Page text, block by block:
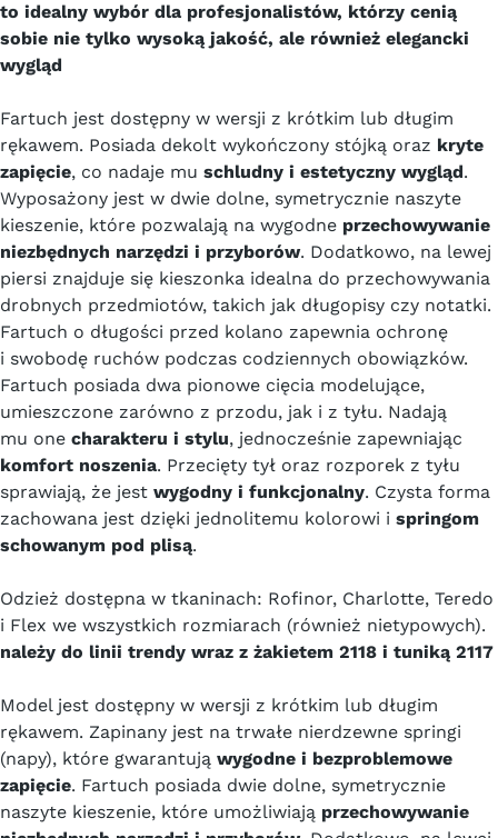
to idealny wybór dla profesjonalistów, którzy cenią
sobie nie tylko wysoką jakość, ale również elegancki
wygląd
Fartuch jest dostępny w wersji z krótkim lub długim
rękawem. Posiada dekolt wykończony stójką oraz kryte
zapięcie, co nadaje mu schludny i estetyczny wygląd.
Wyposażony jest w dwie dolne, symetrycznie naszyte
kieszenie, które pozwalają na wygodne przechowywanie
niezbędnych narzędzi i przyborów. Dodatkowo, na lewej
piersi znajduje się kieszonka idealna do przechowywania
drobnych przedmiotów, takich jak długopisy czy notatki.
Fartuch o długości przed kolano zapewnia ochronę
i swobodę ruchów podczas codziennych obowiązków.
Fartuch posiada dwa pionowe cięcia modelujące,
umieszczone zarówno z przodu, jak i z tyłu. Nadają
mu one charakteru i stylu, jednocześnie zapewniając
komfort noszenia. Przecięty tył oraz rozporek z tyłu
sprawiają, że jest wygodny i funkcjonalny. Czysta forma
zachowana jest dzięki jednolitemu kolorowi i springom
schowanym pod plisą.
Odzież dostępna w tkaninach: Rofinor, Charlotte, Teredo
i Flex we wszystkich rozmiarach (również nietypowych).
należy do linii trendy wraz z żakietem 2118 i tuniką 2117
Model jest dostępny w wersji z krótkim lub długim
rękawem. Zapinany jest na trwałe nierdzewne springi
(napy), które gwarantują wygodne i bezproblemowe
zapięcie. Fartuch posiada dwie dolne, symetrycznie
naszyte kieszenie, które umożliwiają przechowywanie